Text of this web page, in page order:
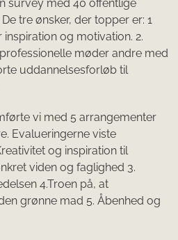
survey med 40 offentlige
tre ønsker, der topper er: 1
og motivation. 2.
møder andre med
uddannelsesforløb til
vi med 5 arrangementer
Evalueringerne viste
og inspiration til
viden og faglighed 3.
4.Troen på, at
grønne mad 5. Åbenhed og